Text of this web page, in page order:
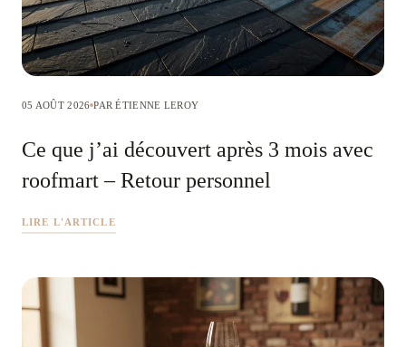
05 AOÛT 2026 PAR ÉTIENNE LEROY
Ce que j’ai découvert après 3 mois avec
roofmart – Retour personnel
LIRE L'ARTICLE